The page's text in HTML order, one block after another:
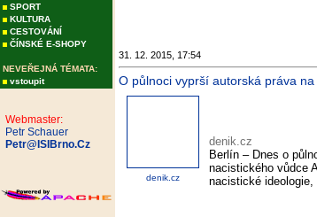
SPORT
KULTURA
CESTOVÁNÍ
ČÍNSKÉ E-SHOPY
NEVEŘEJNÁ TÉMATA:
vstoupit
Webmaster:
Petr Schauer
Petr@ISIBrno.Cz
31. 12. 2015, 17:54
O půlnoci vyprší autorská práva
denik.cz
denik.cz
Berlín – Dnes o
nacistického vůdce
nacistické